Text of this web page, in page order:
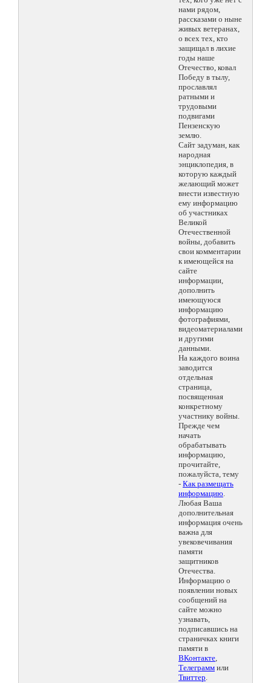
нами рядом,
рассказами о ныне
живых ветеранах,
о всех тех, кто
защищал в лихие
годы наше
Отечество, ковал
Победу в тылу,
прославлял
ратными и
трудовыми
подвигами
Пензенскую
землю.
Сайт задуман, как
народная
энциклопедия, в
которую каждый
желающий может
внести известную
ему информацию
об участниках
Великой
Отечественной
войны, добавить
свои комментарии
к имеющейся на
сайте
информации,
дополнить
имеющуюся
информацию
фотографиями,
видеоматериалами
и другими
данными.
На каждого воина
заводится
отдельная
страница,
посвященная
конкретному
участнику войны.
Прежде чем
начать
обрабатывать
информацию,
прочитайте,
пожалуйста, тему
- Как размещать
информацию.
Любая Ваша
дополнительная
информация очень
важна для
увековечивания
памяти
защитников
Отечества.
Информацию о
появлении новых
сообщений на
сайте можно
узнавать,
подписавшись на
страничках книги
памяти в
ВКонтакте,
Телеграмм или
Твиттер.